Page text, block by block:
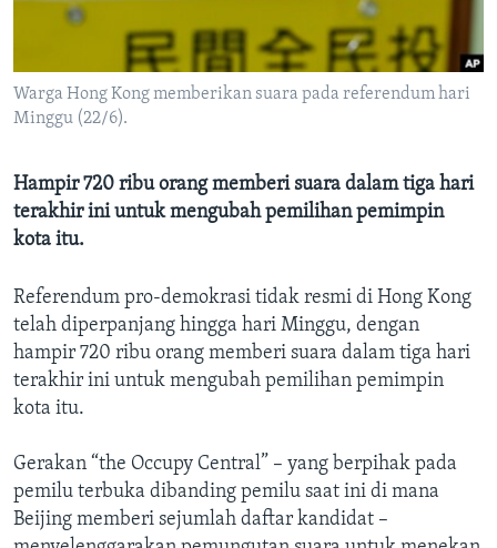
Warga Hong Kong memberikan suara pada referendum hari
Minggu (22/6).
Hampir 720 ribu orang memberi suara dalam tiga hari
terakhir ini untuk mengubah pemilihan pemimpin
kota itu.
Referendum pro-demokrasi tidak resmi di Hong Kong
telah diperpanjang hingga hari Minggu, dengan
hampir 720 ribu orang memberi suara dalam tiga hari
terakhir ini untuk mengubah pemilihan pemimpin
kota itu.
Gerakan “the Occupy Central” – yang berpihak pada
pemilu terbuka dibanding pemilu saat ini di mana
Beijing memberi sejumlah daftar kandidat –